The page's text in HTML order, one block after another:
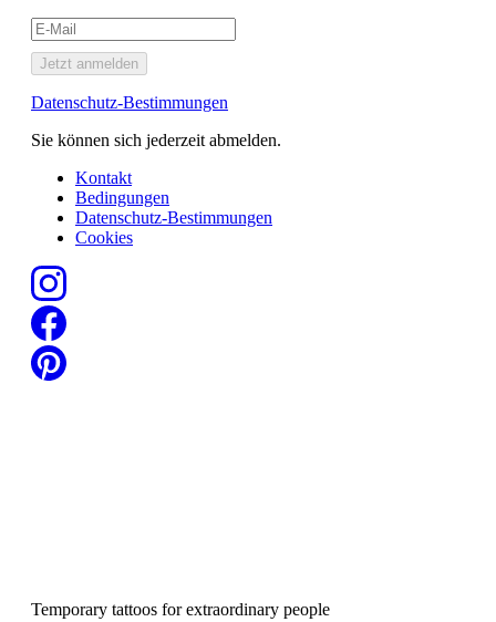
Jetzt anmelden
Datenschutz-Bestimmungen
Sie können sich jederzeit abmelden.
Kontakt
Bedingungen
Datenschutz-Bestimmungen
Cookies
Temporary tattoos for extraordinary people